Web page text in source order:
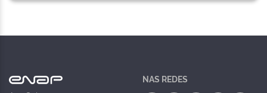
NAS REDES